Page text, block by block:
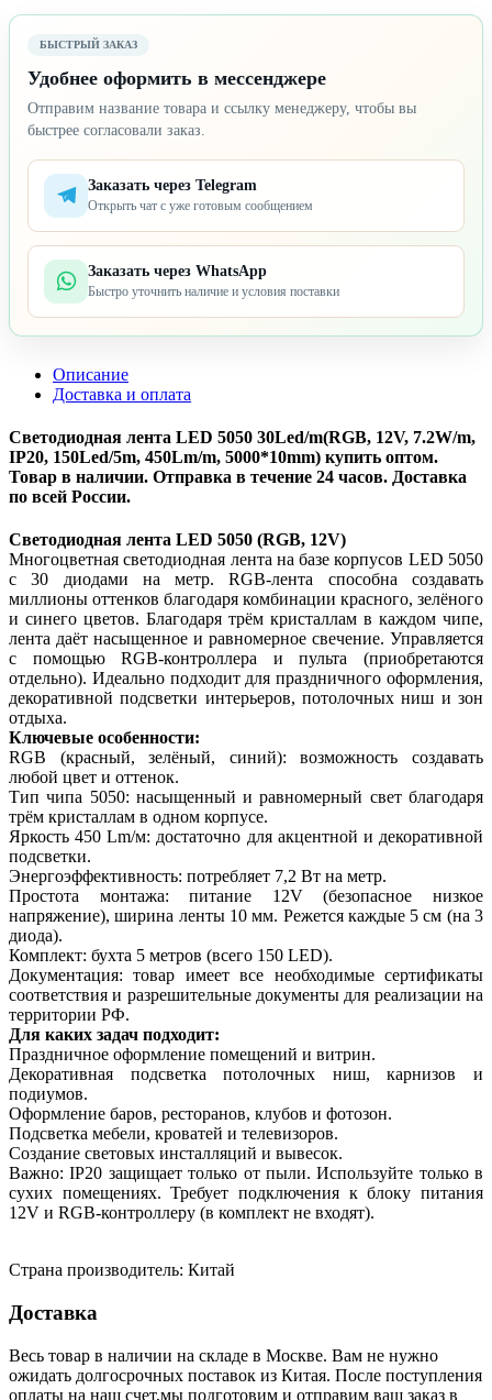
БЫСТРЫЙ ЗАКАЗ
Удобнее оформить в мессенджере
Отправим название товара и ссылку менеджеру, чтобы вы
быстрее согласовали заказ.
Заказать через Telegram
Открыть чат с уже готовым сообщением
Заказать через WhatsApp
Быстро уточнить наличие и условия поставки
Описание
Доставка и оплата
Светодиодная лента LED 5050 30Led/m(RGB, 12V, 7.2W/m,
IP20, 150Led/5m, 450Lm/m, 5000*10mm) купить оптом.
Товар в наличии. Отправка в течение 24 часов. Доставка
по всей России.
Светодиодная лента LED 5050 (RGB, 12V)
Многоцветная светодиодная лента на базе корпусов LED 5050
с 30 диодами на метр. RGB-лента способна создавать
миллионы оттенков благодаря комбинации красного, зелёного
и синего цветов. Благодаря трём кристаллам в каждом чипе,
лента даёт насыщенное и равномерное свечение. Управляется
с помощью RGB-контроллера и пульта (приобретаются
отдельно). Идеально подходит для праздничного оформления,
декоративной подсветки интерьеров, потолочных ниш и зон
отдыха.
Ключевые особенности:
RGB (красный, зелёный, синий): возможность создавать
любой цвет и оттенок.
Тип чипа 5050: насыщенный и равномерный свет благодаря
трём кристаллам в одном корпусе.
Яркость 450 Lm/м: достаточно для акцентной и декоративной
подсветки.
Энергоэффективность: потребляет 7,2 Вт на метр.
Простота монтажа: питание 12V (безопасное низкое
напряжение), ширина ленты 10 мм. Режется каждые 5 см (на 3
диода).
Комплект: бухта 5 метров (всего 150 LED).
Документация: товар имеет все необходимые сертификаты
соответствия и разрешительные документы для реализации на
территории РФ.
Для каких задач подходит:
Праздничное оформление помещений и витрин.
Декоративная подсветка потолочных ниш, карнизов и
подиумов.
Оформление баров, ресторанов, клубов и фотозон.
Подсветка мебели, кроватей и телевизоров.
Создание световых инсталляций и вывесок.
Важно: IP20 защищает только от пыли. Используйте только в
сухих помещениях. Требует подключения к блоку питания
12V и RGB-контроллеру (в комплект не входят).
Страна производитель: Китай
Доставка
Весь товар в наличии на складе в Москве. Вам не нужно
ожидать долгосрочных поставок из Китая. После поступления
оплаты на наш счет,мы подготовим и отправим ваш заказ в